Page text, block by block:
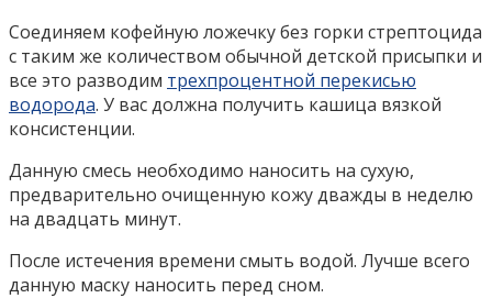
Соединяем кофейную ложечку без горки стрептоцида
с таким же количеством обычной детской присыпки и
все это разводим трехпроцентной перекисью
водорода. У вас должна получить кашица вязкой
консистенции.
Данную смесь необходимо наносить на сухую,
предварительно очищенную кожу дважды в неделю
на двадцать минут.
После истечения времени смыть водой. Лучше всего
данную маску наносить перед сном.